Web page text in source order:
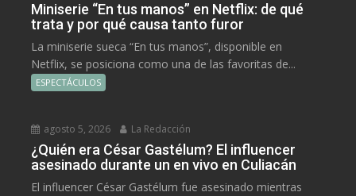
Miniserie “En tus manos” en Netflix: de qué
trata y por qué causa tanto furor
La miniserie sueca “En tus manos”, disponible en
Netflix, se posiciona como una de las favoritas de...
ESPECTÁCULOS
agosto 5, 2026 La Redacción
¿Quién era César Gastélum? El influencer
asesinado durante un en vivo en Culiacán
El influencer César Gastélum fue asesinado mientras